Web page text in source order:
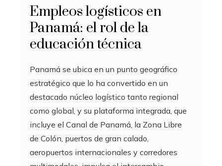
Empleos logísticos en
Panamá: el rol de la
educación técnica
Panamá se ubica en un punto geográfico
estratégico que lo ha convertido en un
destacado núcleo logístico tanto regional
como global, y su plataforma integrada, que
incluye el Canal de Panamá, la Zona Libre
de Colón, puertos de gran calado,
aeropuertos internacionales y corredores